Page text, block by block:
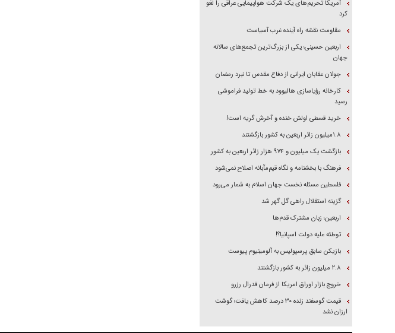
آمریکا تحریم‌های یک شرکت هواپیمایی عراقی را لغو
کرد
مقاومت نقشه راه آینده غرب آسیاست
اربعین حسینی؛ یکی از بزرگ‌ترین تجمع‌های سالانه
جهان
جولان عقابان ایرانی از دفاع مقدس تا نبرد رمضان
کارخانه رؤیاسازی هالیوود به خط تولید فراموشی
رسید
خرید قسطی اولش خنده و آخرش گریه است!
۱.۸میلیون زائر اربعین به کشور بازگشتند
بازگشت یک میلیون و ۹۷۴ هزار زائر اربعین به کشور
فرهنگ با بخشنامه و نگاه قیم‌مآبانه اصلاح نمی‌شود
فلسطین مسئله نخست جهان اسلام به شمار می‌رود
گزینه استقلال راهی گل گهر شد
اربعین؛ زبان مشترک قدم‌ها
توطئه علیه دولت اسپانیا؟!
بازیکن سابق پرسپولیس به آلومینیوم پیوست
۲.۸ میلیون زائر به کشور بازگشتند
خروج بازار اوراق امریکا از فرمان فدرال رزرو
قیمت گوسفند زنده ۳۰ درصد کاهش یافت؛ گوشت
ارزان نشد